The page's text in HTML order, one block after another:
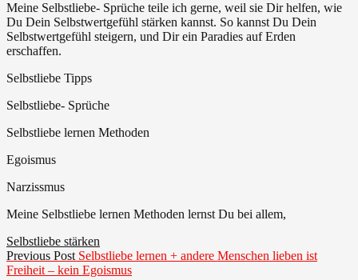
Meine Selbstliebe- Sprüche teile ich gerne, weil sie Dir helfen, wie
Du Dein Selbstwertgefühl stärken kannst. So kannst Du Dein
Selbstwertgefühl steigern, und Dir ein Paradies auf Erden
erschaffen.
Selbstliebe Tipps
Selbstliebe- Sprüche
Selbstliebe lernen Methoden
Egoismus
Narzissmus
Meine Selbstliebe lernen Methoden lernst Du bei allem,
Selbstliebe stärken
Beitragsnavigation
Previous Post Previous
post:
Selbstliebe lernen + andere Menschen lieben ist
Freiheit – kein Egoismus